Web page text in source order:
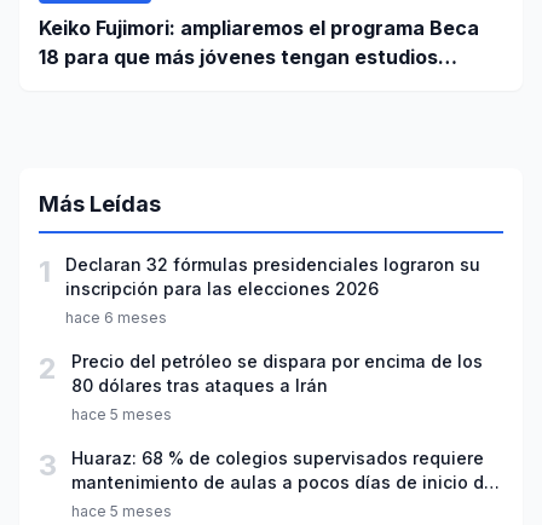
Keiko Fujimori: ampliaremos el programa Beca
18 para que más jóvenes tengan estudios
Más Leídas
1
Declaran 32 fórmulas presidenciales lograron su
inscripción para las elecciones 2026
hace 6 meses
2
Precio del petróleo se dispara por encima de los
80 dólares tras ataques a Irán
hace 5 meses
3
Huaraz: 68 % de colegios supervisados requiere
mantenimiento de aulas a pocos días de inicio del
año escolar 2026
hace 5 meses